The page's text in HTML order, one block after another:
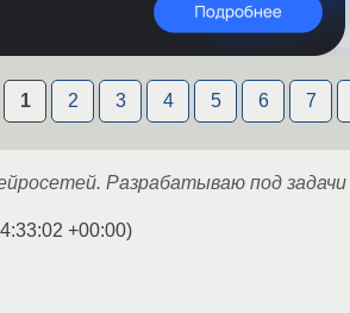
1 2 3 4 5 6 7
Разрабатываю под
+00:00)